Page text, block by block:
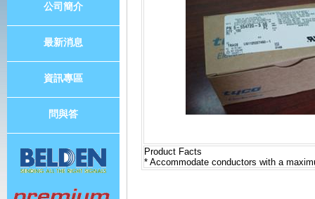
公司簡介
最新消息
資訊專區
問與答
Product Facts
* Accommodate conductors with a